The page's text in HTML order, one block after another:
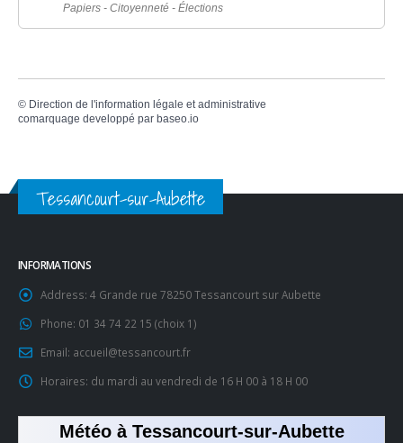
Papiers - Citoyenneté - Élections
© Direction de l'information légale et administrative
comarquage developpé par baseo.io
Tessancourt-sur-Aubette
INFORMATIONS
Address: 4 Grande rue 78250 Tessancourt sur Aubette
Phone: 01 34 74 22 15 (choix 1)
Email: accueil@tessancourt.fr
Horaires: du mardi au vendredi de 16 H 00 à 18 H 00
Météo à Tessancourt-sur-Aubette